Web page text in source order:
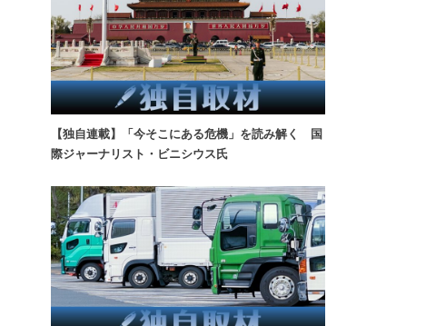
【独自連載】「今そこにある危機」を読み解く 国
際ジャーナリスト・ビニシウス氏